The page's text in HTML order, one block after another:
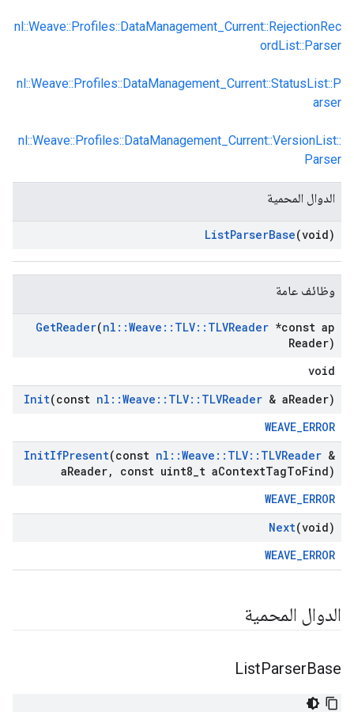
nl::Weave::Profiles::DataManagement_Current::RejectionRec
ordList::Parser
nl::Weave::Profiles::DataManagement_Current::StatusList::P
arser
nl::Weave::Profiles::DataManagement_Current::VersionList::
Parser
الدوال المحمية
ListParserBase(void)
وظائف عامة
GetReader(nl ::Weave :: TLV:: TLVReader *const ap
Reader)
void
Init(const nl ::Weave :: TLV:: TLVReader & aReader)
WEAVE_ERROR
InitIfPresent(const nl ::Weave :: TLV:: TLVReader &
aReader, const uint8 t aContextTagToFind)
WEAVE_ERROR
Next(void)
WEAVE_ERROR
الدوال المحمية
ListParserBase